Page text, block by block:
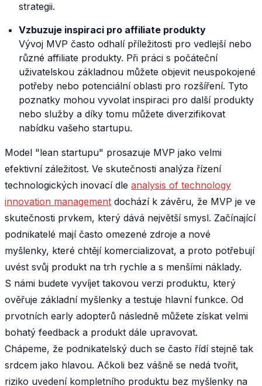
strategii.
Vzbuzuje inspiraci pro affiliate produkty
Vývoj MVP často odhalí příležitosti pro vedlejší nebo
různé affiliate produkty. Při práci s počáteční
uživatelskou základnou můžete objevit neuspokojené
potřeby nebo potenciální oblasti pro rozšíření. Tyto
poznatky mohou vyvolat inspiraci pro další produkty
nebo služby a díky tomu můžete diverzifikovat
nabídku vašeho startupu.
Model "lean startupu" prosazuje MVP jako velmi
efektivní záležitost. Ve skutečnosti analýza řízení
technologických inovací dle analysis of technology
innovation management dochází k závěru, že MVP je ve
skutečnosti prvkem, který dává největší smysl. Začínající
podnikatelé mají často omezené zdroje a nové
myšlenky, které chtějí komercializovat, a proto potřebují
uvést svůj produkt na trh rychle a s menšími náklady.
S námi budete vyvíjet takovou verzi produktu, který
ověřuje základní myšlenky a testuje hlavní funkce. Od
prvotních early adopterů následně můžete získat velmi
bohatý feedback a produkt dále upravovat.
Chápeme, že podnikatelský duch se často řídí stejně tak
srdcem jako hlavou. Ačkoli bez vášně se nedá tvořit,
riziko uvedení kompletního produktu bez myšlenky na